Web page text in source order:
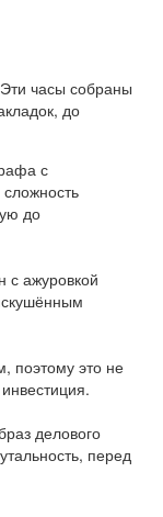
часы собраны
до
с
до
с ажуровкой
поэтому это не
делового
перед